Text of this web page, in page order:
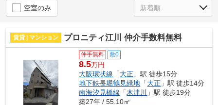
空室のみ
賃貸 | マンション プロニティ江川 仲介手数料無料
仲手無料 敷0
8.5万円
大阪環状線 「大正 」駅 徒歩15分
地下鉄長堀鶴見緑地 「大正 」駅 徒歩14分
南海汐見橋線 「木津川
」駅 徒歩19分
築27年 / 55.10㎡